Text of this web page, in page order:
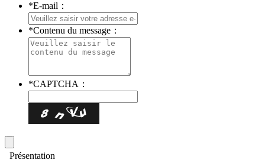
*E-mail：
*Contenu du message：
*CAPTCHA：
Présentation